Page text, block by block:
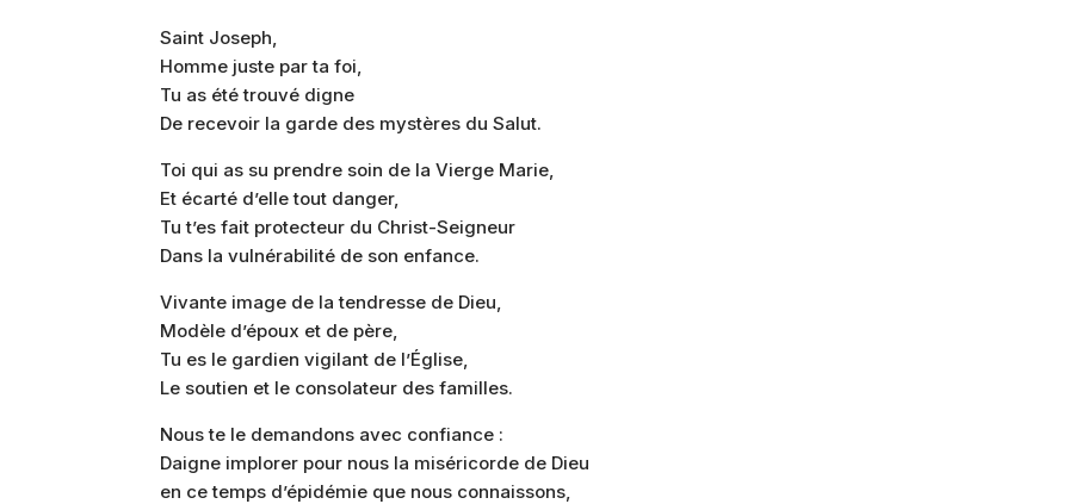
Saint Joseph,
Homme juste par ta foi,
Tu as été trouvé digne
De recevoir la garde des mystères du Salut.
Toi qui as su prendre soin de la Vierge Marie,
Et écarté d’elle tout danger,
Tu t’es fait protecteur du Christ-Seigneur
Dans la vulnérabilité de son enfance.
Vivante image de la tendresse de Dieu,
Modèle d’époux et de père,
Tu es le gardien vigilant de l’Église,
Le soutien et le consolateur des familles.
Nous te le demandons avec confiance :
Daigne implorer pour nous la miséricorde de Dieu
en ce temps d’épidémie que nous connaissons,